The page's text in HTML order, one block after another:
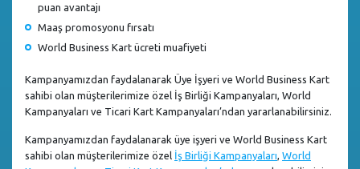
puan avantajı
Maaş promosyonu fırsatı
World Business Kart ücreti muafiyeti
Kampanyamızdan faydalanarak Üye İşyeri ve World Business Kart
sahibi olan müşterilerimize özel İş Birliği Kampanyaları, World
Kampanyaları ve Ticari Kart Kampanyaları’ndan yararlanabilirsiniz.
Kampanyamızdan faydalanarak üye işyeri ve World Business Kart
sahibi olan müşterilerimize özel İş Birliği Kampanyaları World